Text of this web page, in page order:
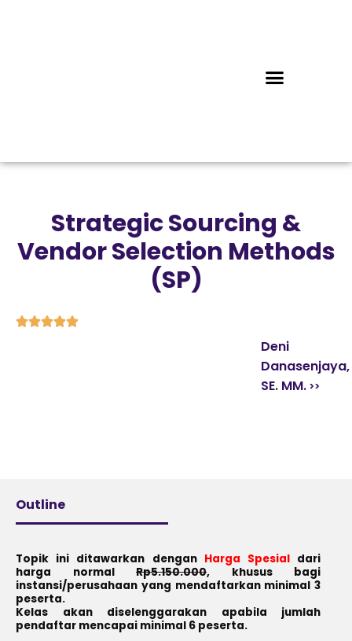
Strategic Sourcing &
Vendor Selection Methods
(SP)

Deni
Danasenjaya,
SE. MM.
Outline
Topik ini ditawarkan dengan Harga Spesialdari
harga normal Rp5.150.000, khusus bagi
instansi/perusahaan yang mendaftarkan minimal 3
peserta.
Kelas akan diselenggarakan apabila jumlah
pendaftar mencapai minimal 6 peserta.